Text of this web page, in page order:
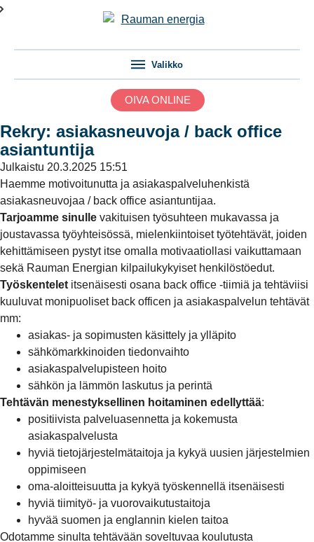
Valikko
OIVA ONLINE
Rekry: asiakasneuvoja / back office
asiantuntija
Julkaistu 20.3.2025 15:51
Haemme motivoitunutta ja asiakaspalveluhenkistä
asiakasneuvojaa / back office asiantuntijaa.
Tarjoamme sinulle vakituisen työsuhteen mukavassa ja
joustavassa työyhteisössä, mielenkiintoiset työtehtävät, joiden
kehittämiseen pystyt itse omalla motivaatiollasi vaikuttamaan
sekä Rauman Energian kilpailukykyiset henkilöstöedut.
Työskentelet itsenäisesti osana back office -tiimiä ja tehtäviisi
kuuluvat monipuoliset back officen ja asiakaspalvelun tehtävät
mm:
asiakas- ja sopimusten käsittely ja ylläpito
sähkömarkkinoiden tiedonvaihto
asiakaspalvelupisteen hoito
sähkön ja lämmön laskutus ja perintä
Tehtävän menestyksellinen hoitaminen edellyttää:
positiivista palveluasennetta ja kokemusta
asiakaspalvelusta
hyviä tietojärjestelmätaitoja ja kykyä uusien järjestelmien
oppimiseen
oma-aloitteisuutta ja kykyä työskennellä itsenäisesti
hyviä tiimityö- ja vuorovaikutustaitoja
hyvää suomen ja englannin kielen taitoa
Odotamme sinulta tehtävään soveltuvaa koulutusta